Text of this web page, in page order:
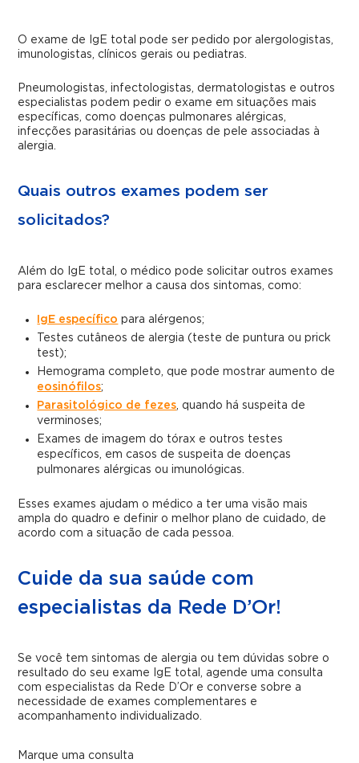
O exame de IgE total pode ser pedido por alergologistas,
imunologistas, clínicos gerais ou pediatras.
Pneumologistas, infectologistas, dermatologistas e outros
especialistas podem pedir o exame em situações mais
específicas, como doenças pulmonares alérgicas,
infecções parasitárias ou doenças de pele associadas à
alergia.
Quais outros exames podem ser
solicitados?
Além do IgE total, o médico pode solicitar outros exames
para esclarecer melhor a causa dos sintomas, como:
IgE específico para alérgenos;
Testes cutâneos de alergia (teste de puntura ou prick
test);
Hemograma completo, que pode mostrar aumento de
eosinófilos;
Parasitológico de fezes , quando há suspeita de
verminoses;
Exames de imagem do tórax e outros testes
específicos, em casos de suspeita de doenças
pulmonares alérgicas ou imunológicas.
Esses exames ajudam o médico a ter uma visão mais
ampla do quadro e definir o melhor plano de cuidado, de
acordo com a situação de cada pessoa.
Cuide da sua saúde com
especialistas da Rede D’Or!
Se você tem sintomas de alergia ou tem dúvidas sobre o
resultado do seu exame IgE total, agende uma consulta
com especialistas da Rede D’Or e converse sobre a
necessidade de exames complementares e
acompanhamento individualizado.
Marque uma consulta